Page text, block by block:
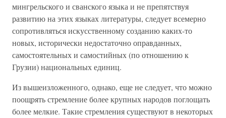
мингрельского и сванского языка и не препятствуя
развитию на этих языках литературы, следует всемерно
сопротивляться искусственному созданию каких-то
новых, исторически недостаточно оправданных,
самостоятельных и самостийных (по отношению к
Грузии) национальных единиц.
Из вышеизложенного, однако, еще не следует, что можно
поощрять стремление более крупных народов поглощать
более мелкие. Такие стремления существуют в некоторых